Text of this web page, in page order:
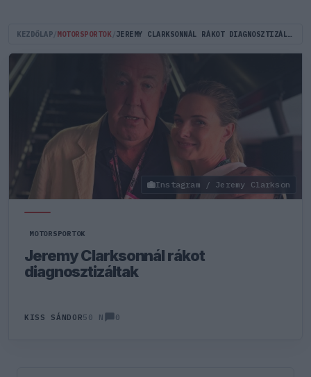
KEZDŐLAP MOTORSPORTOK JEREMY CLARKSONNÁL RÁKOT DIAGNOSZTIZÁLTAK
Instagram / Jeremy Clarkson
MOTORSPORTOK
Jeremy Clarksonnál rákot
diagnosztizáltak
KISS SÁNDOR50 N 0